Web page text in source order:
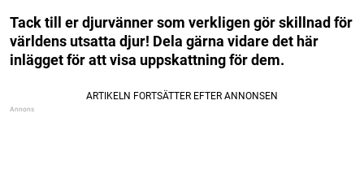
Tack till er djurvänner som verkligen gör skillnad för
världens utsatta djur! Dela gärna vidare det här
inlägget för att visa uppskattning för dem.